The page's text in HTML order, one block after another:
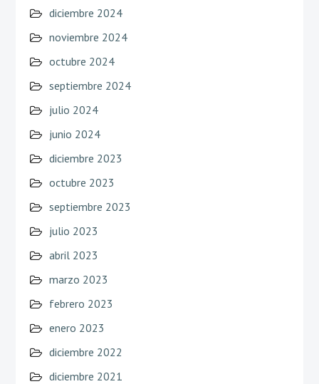
diciembre 2024
noviembre 2024
octubre 2024
septiembre 2024
julio 2024
junio 2024
diciembre 2023
octubre 2023
septiembre 2023
julio 2023
abril 2023
marzo 2023
febrero 2023
enero 2023
diciembre 2022
diciembre 2021